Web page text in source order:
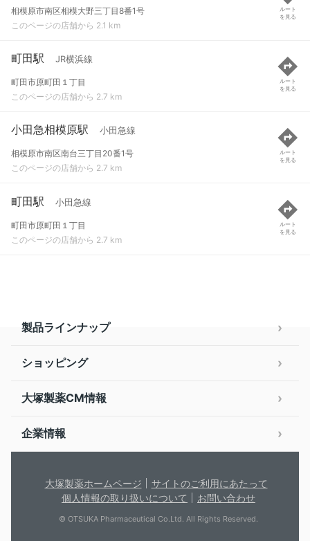
相模原市南区相模大野三丁目8番1号
このページの店舗から 2.1 km
ルート
を見る
町田駅 JR横浜線
町田市原町田１丁目
このページの店舗から 2.7 km
ルート
を見る
小田急相模原駅 小田急線
相模原市南区南台三丁目20番1号
このページの店舗から 2.7 km
ルート
を見る
町田駅 小田急線
町田市原町田１丁目
このページの店舗から 2.7 km
ルート
を見る
製品ラインナップ
ショッピング
大塚製薬CM情報
企業情報
大塚製薬ホームページ
サイトのご利用にあたって
個人情報の取り扱いについて
お問い合わせ
© OTSUKA Pharmaceutical Co.Ltd. All Rights Reserved.